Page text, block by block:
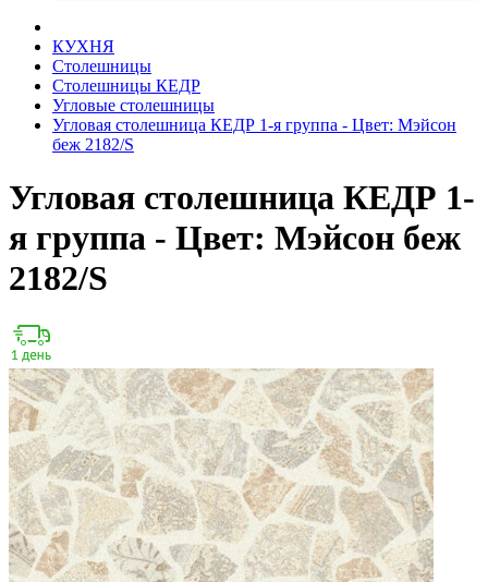
КУХНЯ
Столешницы
Столешницы КЕДР
Угловые столешницы
Угловая столешница КЕДР 1-я группа - Цвет: Мэйсон
беж 2182/S
Угловая столешница КЕДР 1-
я группа - Цвет: Мэйсон беж
2182/S